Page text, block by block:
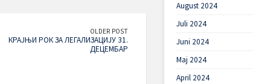
OLDER POST
КРАЈЊИ РОК ЗА ЛЕГАЛИЗАЦИЈУ 31.
ДЕЦЕМБАР
August 2024
Juli 2024
Juni 2024
Maj 2024
April 2024